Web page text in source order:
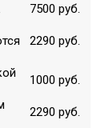
7500 руб.
2290 руб.
1000 руб.
2290 руб.